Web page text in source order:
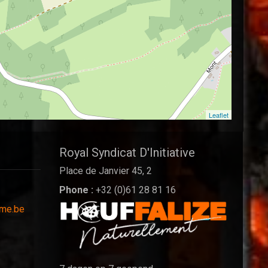
Leaflet
Royal Syndicat D'Initiative
Place de Janvier 45, 2
Phone : +32 (0)61 28 81 16